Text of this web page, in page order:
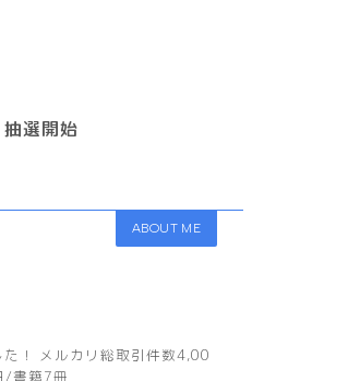
選開始
ABOUT ME
！ メルカリ総取引件数4,00
/書籍7冊